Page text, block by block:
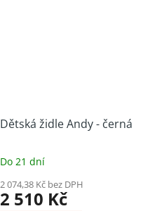
Dětská židle Andy - černá
Do 21 dní
2 074,38 Kč bez DPH
2 510 Kč